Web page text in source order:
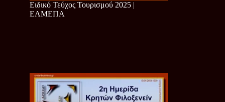
Ειδικό Τεύχος Τουρισμού 2025 |
ΕΛΜΕΠΑ